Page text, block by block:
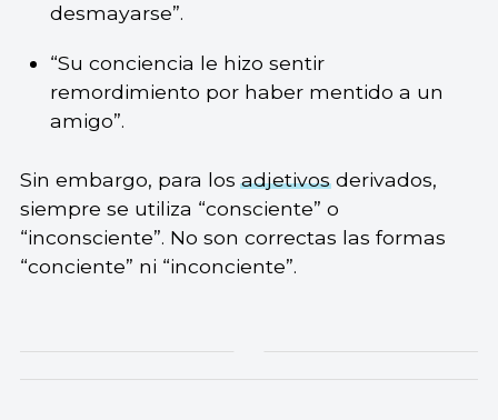
desmayarse”.
“Su conciencia le hizo sentir
remordimiento por haber mentido a un
amigo”.
Sin embargo, para losadjetivosderivados,
siempre se utiliza “consciente” o
“inconsciente”. No son correctas las formas
“conciente” ni “inconciente”.